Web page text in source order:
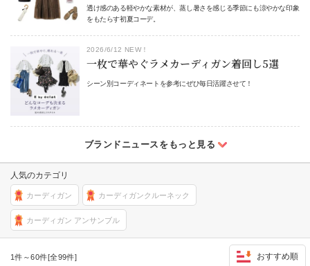
透け感のある軽やかな素材が、蒸し暑さを感じる季節にも涼やかな印象
をもたらす初夏コーデ。
2026/6/12 NEW！
一枚で華やぐラメカーディガン着回し5選
シーン別コーディネートを参考にぜひ毎日活躍させて！
人気のカテゴリ
カーディガン カーディガンクルーネック
カーディガン アンサンブル
1件～60件[全99件] おすすめ順